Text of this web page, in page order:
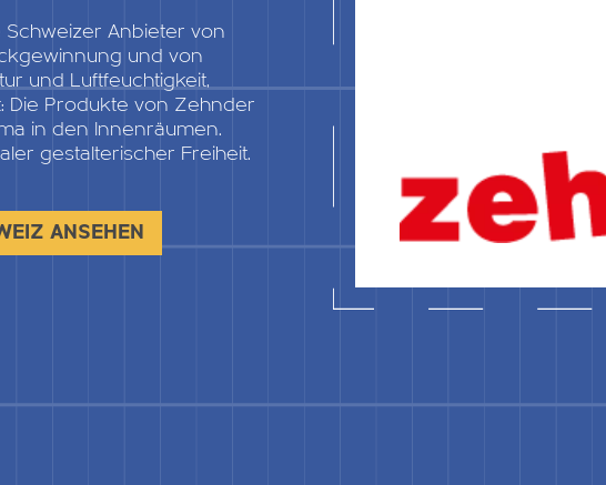
Anbieter von
und von
und Luftfeuchtigkeit,
Die Produkte von Zehnder
in den Innenräumen.
gestalterischer Freiheit.
ANSEHEN